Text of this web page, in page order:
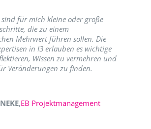
für mich kleine oder große
die zu einem
Mehrwert führen sollen. Die
in I3 erlauben es wichtige
Wissen zu vermehren und
Veränderungen zu finden.
,EB Projektmanagement